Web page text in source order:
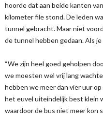
hoorde dat aan beide kanten
kilometer file stond. De leden
tunnel gebracht. Maar niet
de tunnel hebben gedaan. Als
“We zijn heel goed geholpen
we moesten wel vrij lang
hebben we meer dan vier uur
het euvel uiteindelijk best klein
waardoor de bus niet meer kon